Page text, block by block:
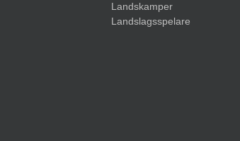
Landskamper
Landslagsspelare